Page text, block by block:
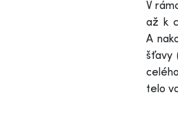
V
až k
A
šťavy
telo